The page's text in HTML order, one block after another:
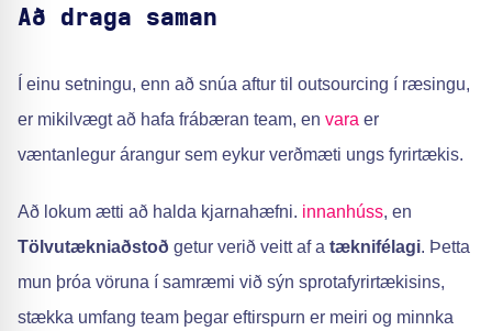
Að draga saman
Í einu setningu, enn að snúa aftur til outsourcing í ræsingu,
er mikilvægt að hafa frábæran team, en vara er
væntanlegur árangur sem eykur verðmæti ungs fyrirtækis.
Að lokum ætti að halda kjarnahæfni. innanhúss, en
Tölvutækniaðstoð getur verið veitt af a tæknifélagi. Þetta
mun þróa vöruna í samræmi við sýn sprotafyrirtækisins,
stækka umfang team þegar eftirspurn er meiri og minnka